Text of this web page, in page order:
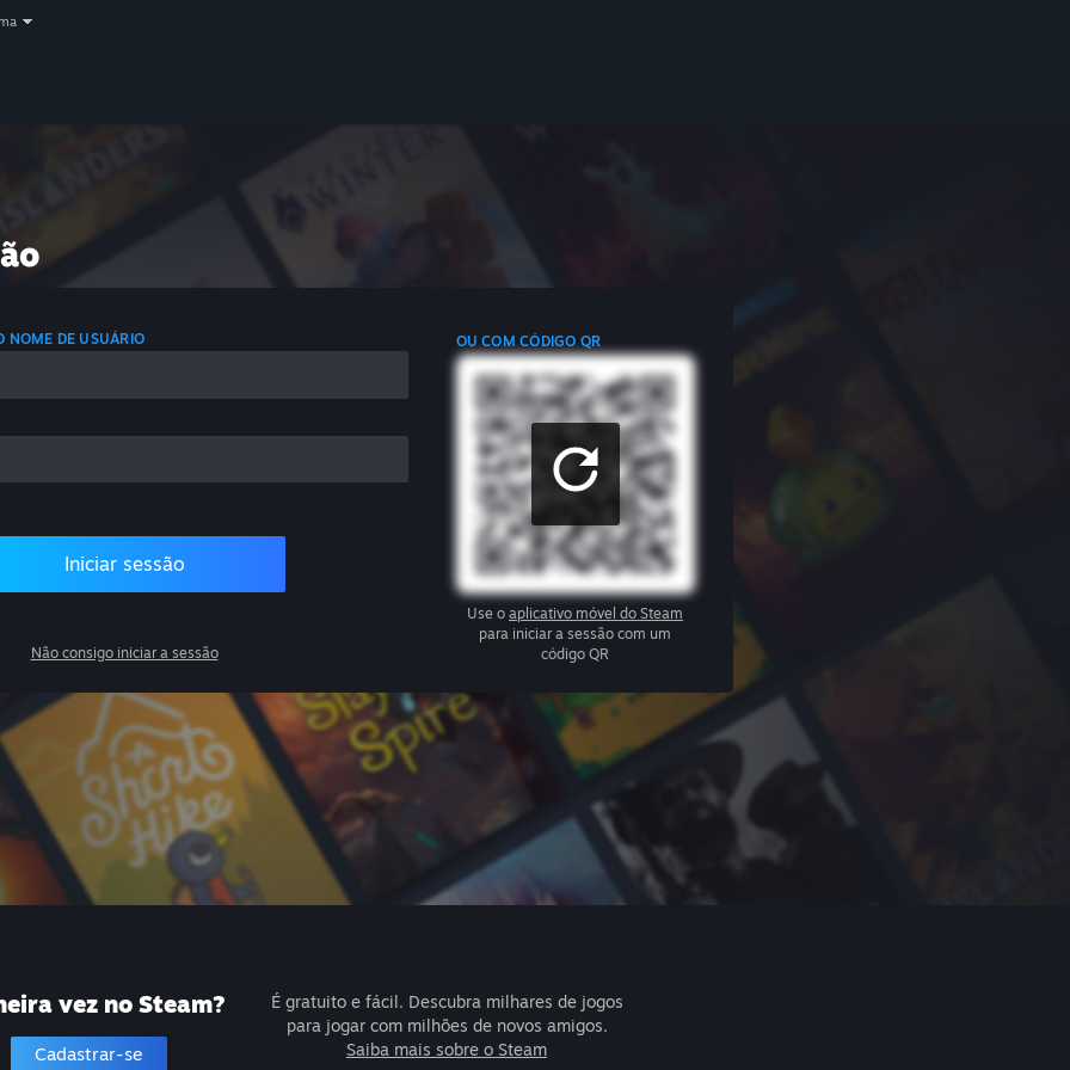
NOME DE USUÁRIO
Iniciar sessão
Não consigo iniciar a sessão
OU COM CÓDIGO QR
Use o aplicativo móvel do Steam
para iniciar a sessão com um
código QR
vez no Steam?
Cadastrar-se
É gratuito e fácil. Descubra milhares de jogos
para jogar com milhões de novos amigos.
Saiba mais sobre o Steam